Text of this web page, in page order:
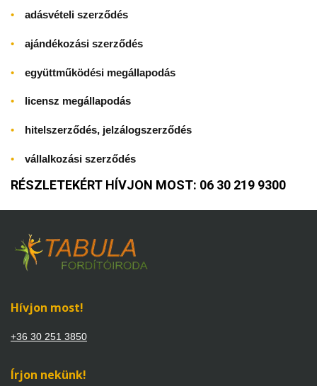
adásvételi szerződés
ajándékozási szerződés
együttműködési megállapodás
licensz megállapodás
hitelszerződés, jelzálogszerződés
vállalkozási szerződés
RÉSZLETEKÉRT HÍVJON MOST: 06 30 219 9300
Hívjon most!
+36 30 251 3850
Írjon nekünk!